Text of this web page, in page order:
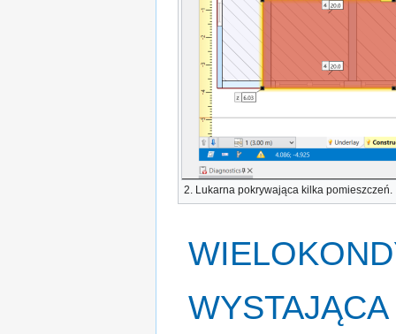
2. Lukarna pokrywająca kilka pomieszczeń.